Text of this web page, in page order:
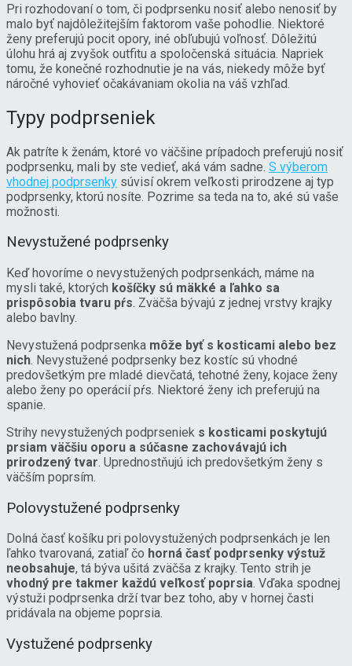
Pri rozhodovaní o tom, či podprsenku nosiť alebo nenosiť by
malo byť najdôležitejším faktorom vaše pohodlie. Niektoré
ženy preferujú pocit opory, iné obľubujú voľnosť. Dôležitú
úlohu hrá aj zvyšok outfitu a spoločenská situácia. Napriek
tomu, že konečné rozhodnutie je na vás, niekedy môže byť
náročné vyhovieť očakávaniam okolia na váš vzhľad.
Typy podprseniek
Ak patríte k ženám, ktoré vo väčšine prípadoch preferujú nosiť
podprsenku, mali by ste vedieť, aká vám sadne. S výberom
vhodnej podprsenky súvisí okrem veľkosti prirodzene aj typ
podprsenky, ktorú nosíte. Pozrime sa teda na to, aké sú vaše
možnosti.
Nevystužené podprsenky
Keď hovoríme o nevystužených podprsenkách, máme na
mysli také, ktorých košíčky sú mäkké a ľahko sa
prispôsobia tvaru pŕs. Zväčša bývajú z jednej vrstvy krajky
alebo bavlny.
Nevystužená podprsenka môže byť s kosticami alebo bez
nich. Nevystužené podprsenky bez kostíc sú vhodné
predovšetkým pre mladé dievčatá, tehotné ženy, kojace ženy
alebo ženy po operácií pŕs. Niektoré ženy ich preferujú na
spanie.
Strihy nevystužených podprseniek s kosticami poskytujú
prsiam väčšiu oporu a súčasne zachovávajú ich
prirodzený tvar. Uprednostňujú ich predovšetkým ženy s
väčším poprsím.
Polovystužené podprsenky
Dolná časť košíku pri polovystužených podprsenkách je len
ľahko tvarovaná, zatiaľ čo horná časť podprsenky výstuž
neobsahuje, tá býva ušitá zväčša z krajky. Tento strih je
vhodný pre takmer každú veľkosť poprsia. Vďaka spodnej
výstuži podprsenka drží tvar bez toho, aby v hornej časti
pridávala na objeme poprsia.
Vystužené podprsenky